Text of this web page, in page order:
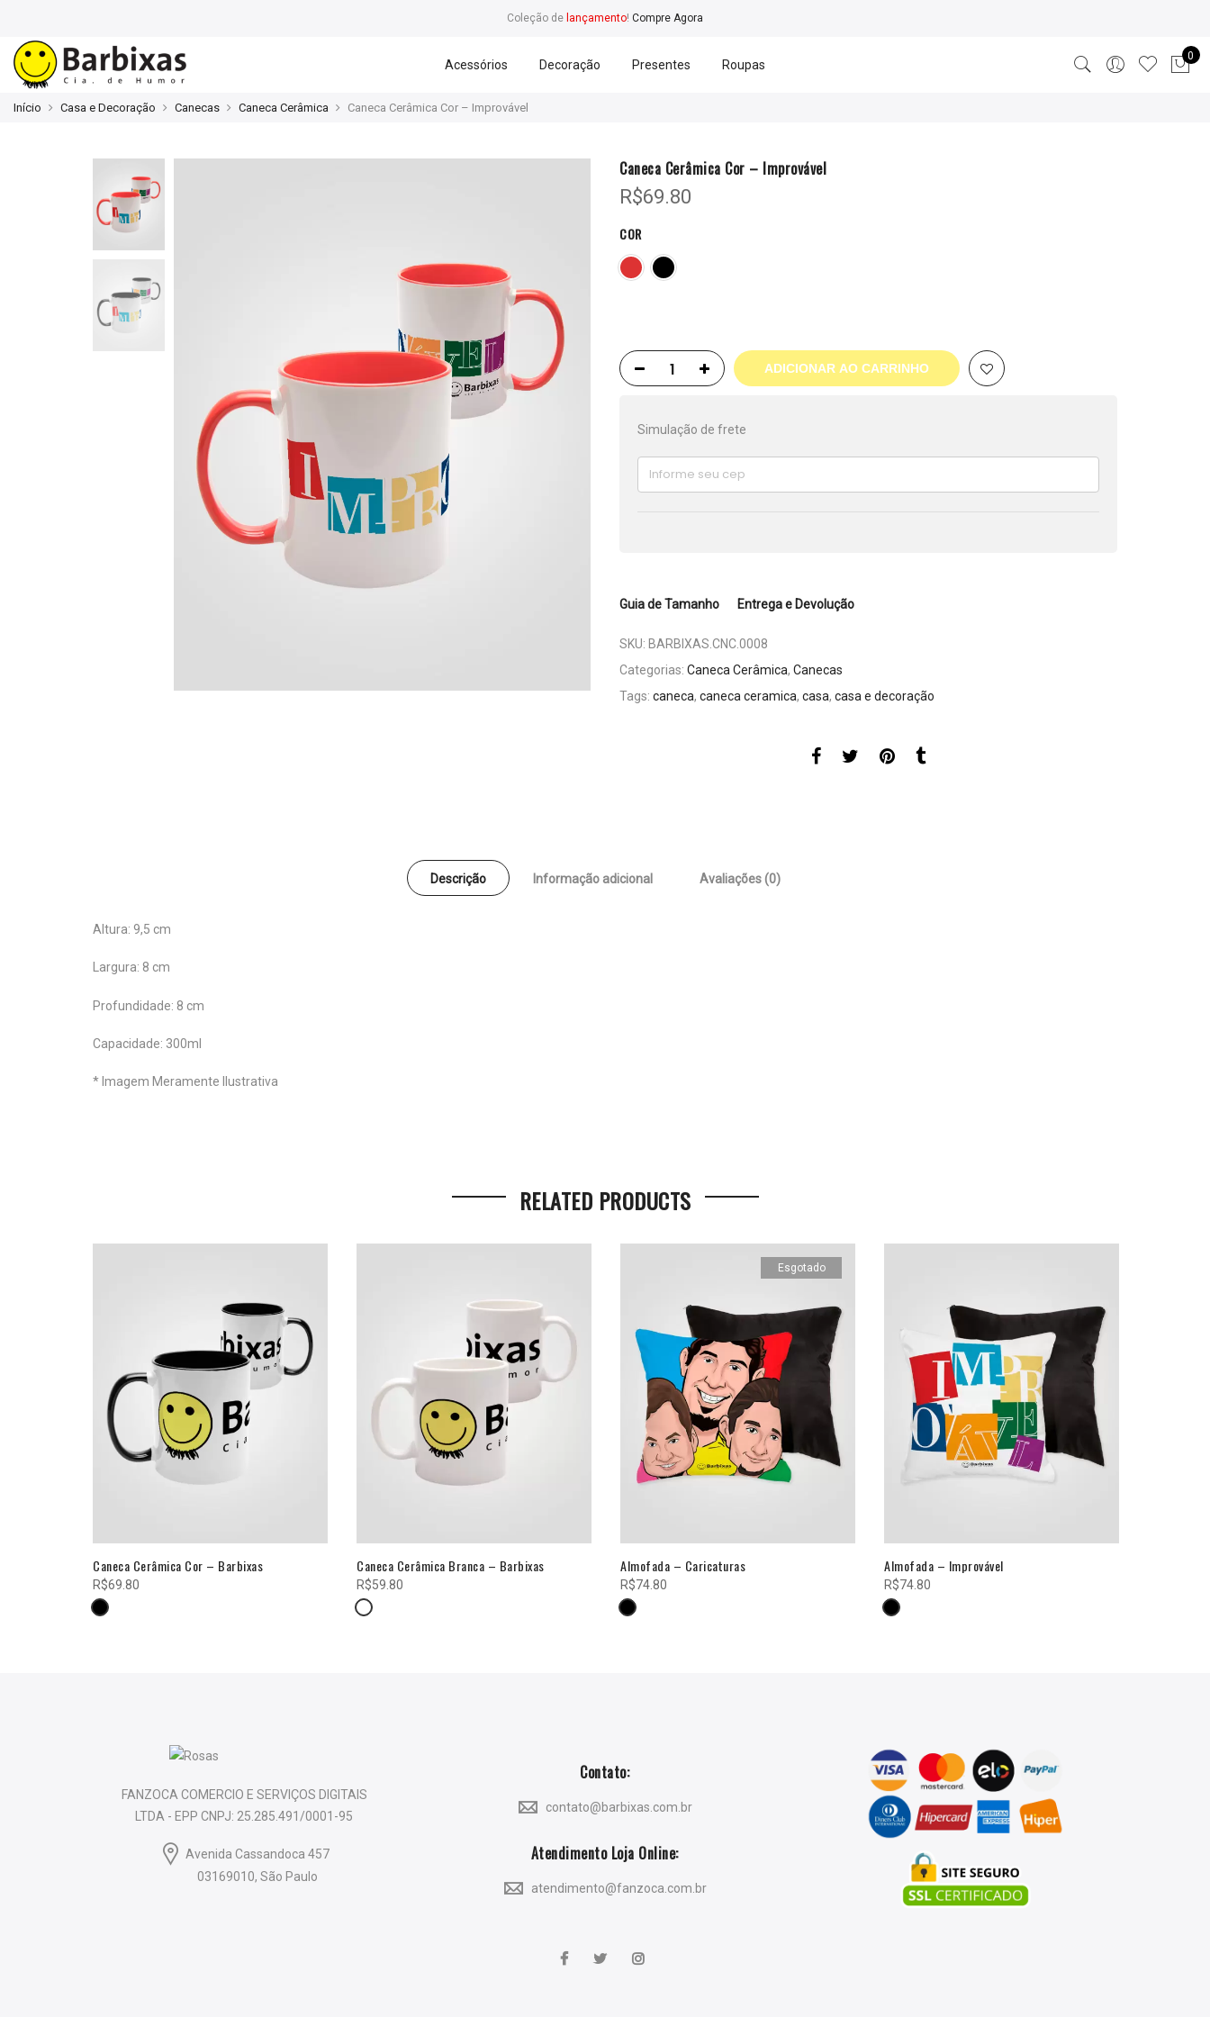
Coleção de lançamento! Compre Agora
Acessórios Decoração Presentes Roupas
0
Início Casa e Decoração Canecas Caneca Cerâmica Caneca Cerâmica Cor – Improvável
Caneca Cerâmica Cor – Improvável
R$69.80
COR
ADICIONAR AO CARRINHO
Simulação de frete
Guia de Tamanho Entrega e Devolução
SKU: BARBIXAS.CNC.0008
Categorias: Caneca Cerâmica, Canecas
Tags: caneca, caneca ceramica, casa, casa e decoração
Descrição Informação adicional Avaliações (0)
Altura: 9,5 cm
Largura: 8 cm
Profundidade: 8 cm
Capacidade: 300ml
* Imagem Meramente Ilustrativa
RELATED PRODUCTS
Caneca Cerâmica Cor – Barbixas
R$69.80
Caneca Cerâmica Branca – Barbixas
R$59.80
Esgotado
Almofada – Caricaturas
R$74.80
Almofada – Improvável
R$74.80
FANZOCA COMERCIO E SERVIÇOS DIGITAIS
LTDA - EPP CNPJ: 25.285.491/0001-95
Avenida Cassandoca 457
03169010, São Paulo
Contato:
contato@barbixas.com.br
Atendimento Loja Online:
atendimento@fanzoca.com.br